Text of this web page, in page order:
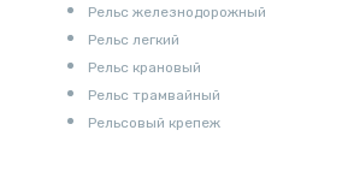
Рельс железнодорожный
Рельс легкий
Рельс крановый
Рельс трамвайный
Рельсовый крепеж